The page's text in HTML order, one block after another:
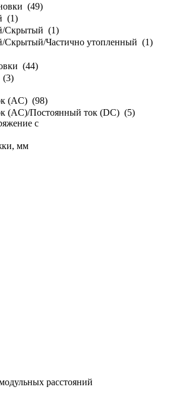
(49)
(1)
Скрытый (1)
Скрытый/Частично утопленный (1)
(44)
(3)
(AC) (98)
(AC)/Постоянный ток (DC) (5)
с
мм
расстояний